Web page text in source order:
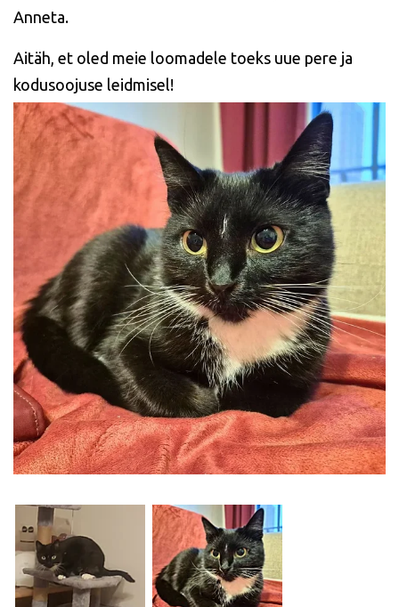
Anneta.
Aitäh, et oled meie loomadele toeks uue pere ja
kodusoojuse leidmisel!